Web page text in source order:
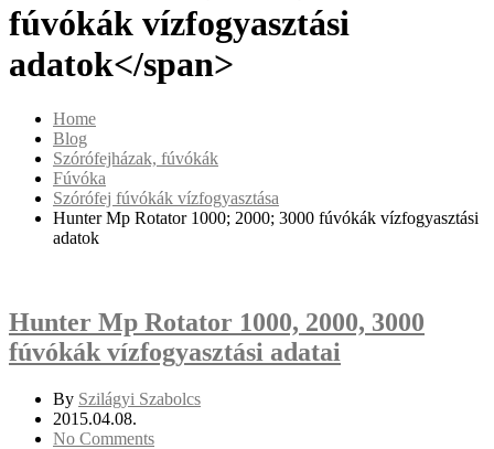
fúvókák vízfogyasztási
adatok</span>
Home
Blog
Szórófejházak, fúvókák
Fúvóka
Szórófej fúvókák vízfogyasztása
Hunter Mp Rotator 1000; 2000; 3000 fúvókák vízfogyasztási
adatok
Hunter Mp Rotator 1000, 2000, 3000
fúvókák vízfogyasztási adatai
By Szilágyi Szabolcs
2015.04.08.
No Comments